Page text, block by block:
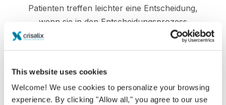
This website uses cookies
Welcome! We use cookies to personalize your browsing
experience. By clicking "Allow all," you agree to our use
Patienten treffen leichter eine Entscheidung,
wenn sie in den Entscheidungsprozess
Zufrieden